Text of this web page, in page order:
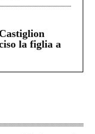
la figlia a